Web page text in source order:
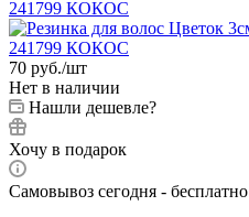
70 руб./шт
Нет в наличии
Нашли дешевле?
Хочу в подарок
Самовывоз сегодня - бесплатно